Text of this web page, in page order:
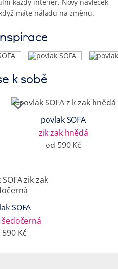
každý interiér. Nový návleček
máte náladu na změnu.
k sobě
povlak SOFA
zik zak hnědá
od 590 Kč
SOFA
šedočerná
Kč